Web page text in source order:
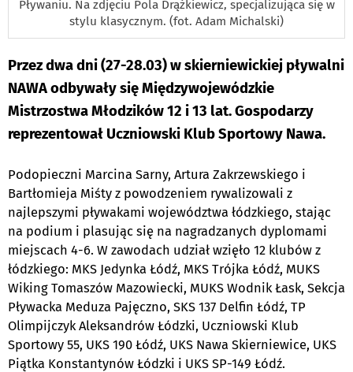
Pływaniu. Na zdjęciu Pola Drążkiewicz, specjalizująca się w
stylu klasycznym. (fot. Adam Michalski)
Przez dwa dni (27-28.03) w skierniewickiej pływalni
NAWA odbywały się Międzywojewódzkie
Mistrzostwa Młodzików 12 i 13 lat. Gospodarzy
reprezentował Uczniowski Klub Sportowy Nawa.
Podopieczni Marcina Sarny, Artura Zakrzewskiego i
Bartłomieja Miśty z powodzeniem rywalizowali z
najlepszymi pływakami województwa łódzkiego, stając
na podium i plasując się na nagradzanych dyplomami
miejscach 4-6. W zawodach udział wzięło 12 klubów z
łódzkiego: MKS Jedynka Łódź, MKS Trójka Łódź, MUKS
Wiking Tomaszów Mazowiecki, MUKS Wodnik Łask, Sekcja
Pływacka Meduza Pajęczno, SKS 137 Delfin Łódź, TP
Olimpijczyk Aleksandrów Łódzki, Uczniowski Klub
Sportowy 55, UKS 190 Łódź, UKS Nawa Skierniewice, UKS
Piątka Konstantynów Łódzki i UKS SP-149 Łódź.